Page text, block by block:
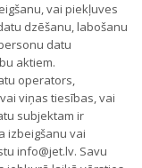
vai piekļuves
dzēšanu, labošanu
datu
aktiem.
operators,
viņas tiesības, vai
subjektam ir
izbeigšanu vai
info@jet.lv. Savu